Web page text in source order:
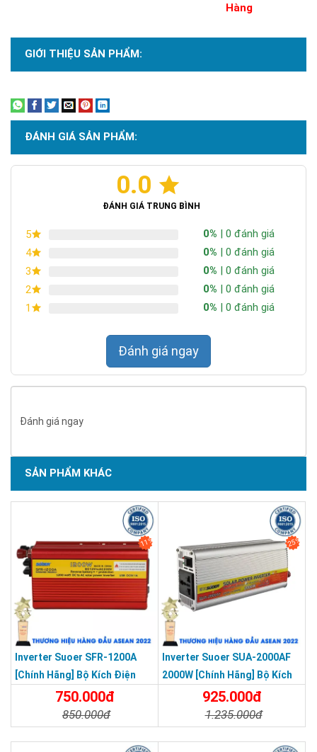
Hàng
GIỚI THIỆU SẢN PHẨM:Xem thêm
ĐÁNH GIÁ SẢN PHẨM:
0.0
ĐÁNH GIÁ TRUNG BÌNH
5 0% | 0 đánh giá
4
0% | 0 đánh giá
3
0% | 0 đánh giá
2
0% | 0 đánh giá
1
0% | 0 đánh giá
Đánh giá ngay
Đánh giá ngay
SẢN PHẨM KHÁC
11%
Inverter Suoer SFR-1200A
[Chính Hãng] Bộ Kích Điện
Đổi Điện 1200W 12V Lên 220V
- Máy Kích Điện Chống Ngược
Cực Sin Mô Phỏng [Chính
Hãng]
750.000đ
850.000đ
25%
Inverter Suoer SUA-2000AF
2000W [Chính Hãng] Bộ Kích
Điện 12V Lên 220V - Máy Kích
Điện Chống Ngược Cực Sin
Mô Phỏng
925.000đ
1.235.000đ